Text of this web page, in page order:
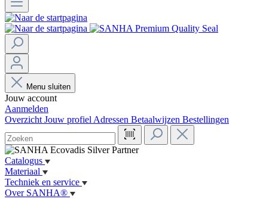
Menu sluiten
Jouw account
Aanmelden
Overzicht Jouw profiel Adressen Betaalwijzen Bestellingen
Catalogus
Materiaal
Techniek en service
Over SANHA®